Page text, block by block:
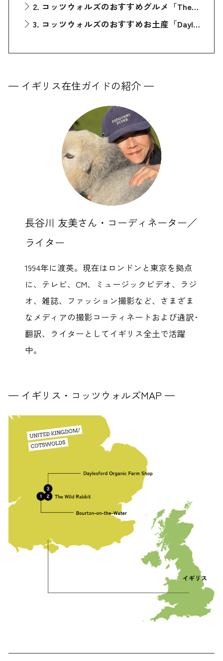
2. コッツウォルズのおすすめグルメ「The Wild Rabbit（ワイルド・ラビット）」
3. コッツウォルズのおすすめお土産「Daylesford Organic Farm Shop（デールズフォード・オーガニック・ファーム・ショップ）」
— イギリス在住ガイドの紹介 —
長谷川 友美さん・コーディネーター／
ライター
1994年に渡英。現在はロンドンと東京を拠点
に、テレビ、CM、ミュージックビデオ、ラジ
オ、雑誌、ファッション撮影など、さまざま
なメディアの撮影コーティネートおよび通訳･
翻訳、ライターとしてイギリス全土で活躍
中。
— イギリス・コッツウォルズMAP —